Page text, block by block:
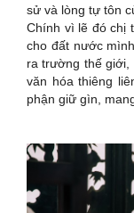
sử và lòng tự tôn
Chính vì lẽ đó chị
cho đất nước
ra trường thế
văn hóa thiêng
phận giữ gìn,